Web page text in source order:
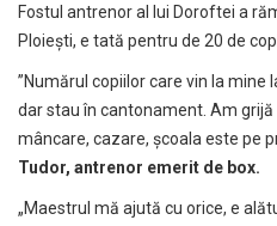
Fostul antrenor al lui Doroftei a
Ploiești, e tată pentru de 20 de
”Numărul copiilor care vin la mine
dar stau în cantonament. Am grijă
mâncare, cazare, școala este pe
Tudor, antrenor emerit de box.
„Maestrul mă ajută cu orice, e